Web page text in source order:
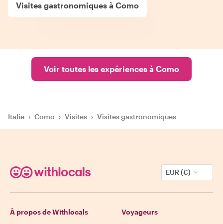
Visites gastronomiques à Como
Voir toutes les expériences à Como
Italie › Como › Visites › Visites gastronomiques
EUR (€)
À propos de Withlocals Voyageurs